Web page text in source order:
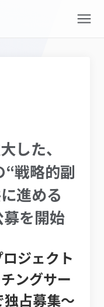
した、
“戦略的副
進める
を開始
ジェクト
ングサー
占募集〜